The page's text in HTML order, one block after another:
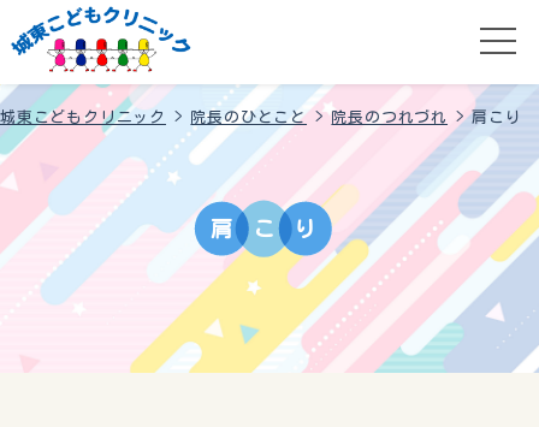
城東こどもクリニック > 院長のひとこと>院長のつれづれ >肩こり
肩 こ り